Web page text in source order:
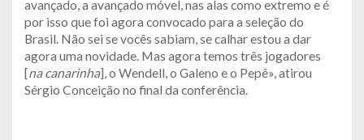
avançado, a avançado móvel, nas alas como extremo e é
por isso que foi agora convocado para a seleção do
Brasil. Não sei se vocês sabiam, se calhar estou a dar
agora uma novidade. Mas agora temos três jogadores
[na canarinha], o Wendell, o Galeno e o Pepê», atirou
Sérgio Conceição no final da conferência.